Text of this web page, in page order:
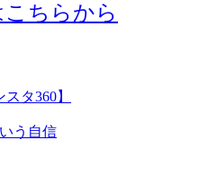
ちらから
タ360】
う自信